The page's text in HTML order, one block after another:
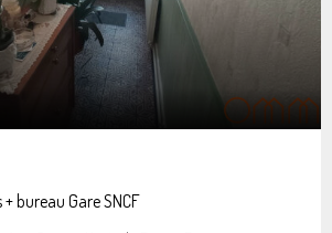
bureau Gare SNCF